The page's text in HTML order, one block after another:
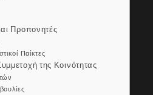
Προπονητές
Παίκτες
της Κοινότητας